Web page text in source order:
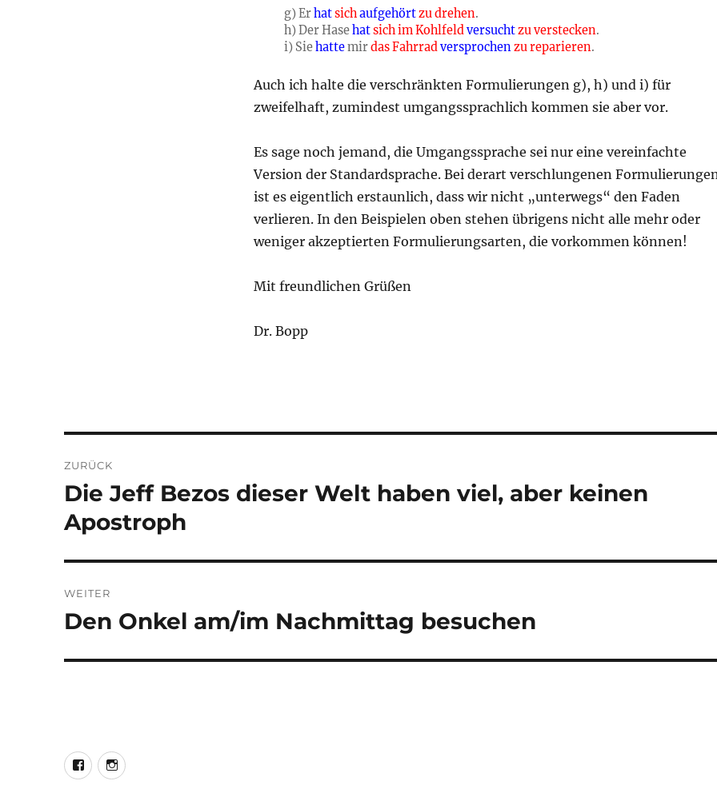
g) Erhatsichaufgehörtzu drehen.
h) Der Hasehatsichim Kohlfeldversuchtzu verstecken.
i) Siehattemirdas Fahrradversprochenzu reparieren.
Auch ich halte die verschränkten Formulierungen g), h) und i) für
zweifelhaft, zumindest umgangssprachlich kommen sie aber vor.
Es sage noch jemand, die Umgangssprache sei nur eine vereinfachte
Version der Standardsprache. Bei derart verschlungenen
ist es eigentlich erstaunlich, dass wir nicht „unterwegs“ den Faden
verlieren. In den Beispielen oben stehen übrigens nicht alle mehr oder
weniger akzeptierten Formulierungsarten, die vorkommen können!
Mit freundlichen Grüßen
Dr. Bopp
ZURÜCK
Vorheriger
Beitrag:
Die Jeff Bezos dieser Welt haben viel, aber keinen
Apostroph
WEITER
Nächster
Den Onkel am/im Nachmittag besuchen
LEO@Facebook
LEO@Instagram